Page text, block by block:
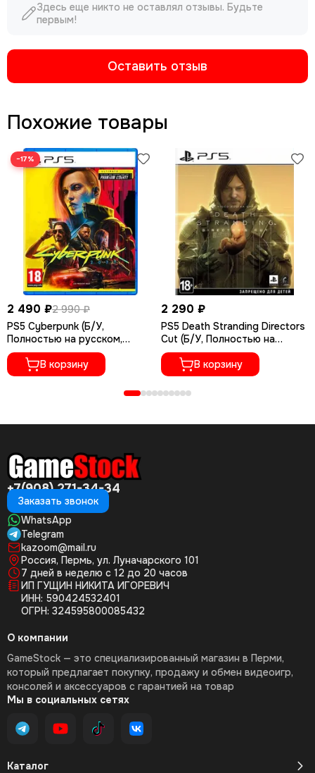
Здесь еще никто не оставлял отзывы. Будьте
первым!
Оставить отзыв
Похожие товары
−17%
2 490 ₽2 990 ₽
PS5 Cyberpunk (Б/У,
Полностью на русском,
PPSA-04027)
В корзину
2 290 ₽
PS5 Death Stranding Directors
Cut (Б/У, Полностью на
русском языке, PPSA-01968)
В корзину
+7(908) 271-34-34
Заказать звонок
WhatsApp
Telegram
kazoom@mail.ru
Россия, Пермь, ул. Луначарского 101
7 дней в неделю с 12 до 20 часов
ИП ГУЩИН НИКИТА ИГОРЕВИЧ
ИНН: 590424532401
ОГРН: 324595800085432
Каталог
О компании
GameStock — это специализированный магазин в Перми,
который предлагает покупку, продажу и обмен видеоигр,
консолей и аксессуаров с гарантией на товар
Мы в социальных сетях